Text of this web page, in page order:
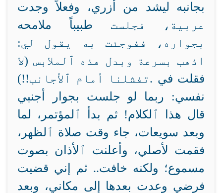
بجانبه ليشد من أزري، وفعلاً وجدت
طبيباً ملامحه
عربية، فجلست
بجواره، ففوجئت به يقول لي:
اذهب بسرعة وبدل هذه ٱلملابس (لا
تفشلنا أمام ٱلأجانب!!). فقلت في
نفسي: ربما لو جلست بجوار أجنبي
لما
قال هذا ٱلكلام! ثم بدأ ٱلمؤتمر،
وبعد سويعات، جاء وقت صلاة ٱلظهر،
فقمت لأصلي، وأعلنت ٱلأذان بصوت
مسموع؛ ولكنه خافت.. ثم إني قضيت
فرضي وعدت بعدها إلى مكاني، وبعد